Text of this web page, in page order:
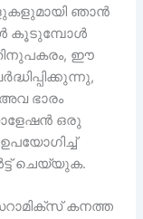
ഞാൻ
കൂടുമ്പോൾ
ഈ
ഭാരം
ഒരു
ചെയ്യുക.
കനത്ത